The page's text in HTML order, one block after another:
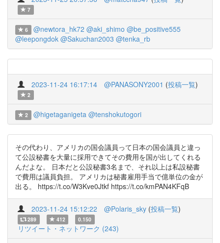
7
6 @newtora_hk72 @aki_shimo @be_positive555
@leepongdok @Sakuchan2003 @tenka_rb
2023-11-24 16:17:14 @PANASONY2001 (投稿一覧)
2
2 @higetaganigeta @tenshokutogori
その代わり、アメリカの国会議員って日本の国会議員と違っ
て公設秘書を大量に採用できてその費用を国が出してくれる
んだよな。 日本だと公設秘書3名まで、それ以上は私設秘書
で費用は議員負担。 アメリカは秘書雇用手当で億単位の金が
出る。 https://t.co/W3Kve0Jtkf https://t.co/kmPAN4KFqB
2023-11-24 15:12:22 @Polaris_sky (投稿一覧)
289 412 0.150
リツイート・ネットワーク (243)